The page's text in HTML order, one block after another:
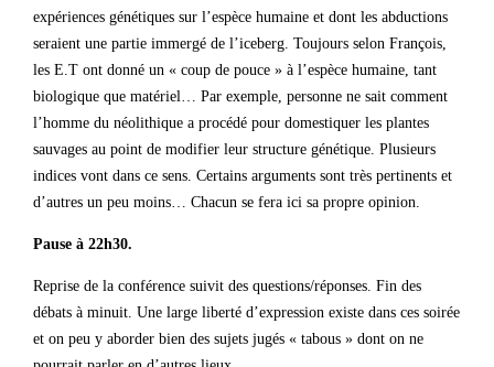
expériences génétiques sur l’espèce humaine et dont les abductions
seraient une partie immergé de l’iceberg. Toujours selon François,
les E.T ont donné un « coup de pouce » à l’espèce humaine, tant
biologique que matériel… Par exemple, personne ne sait comment
l’homme du néolithique a procédé pour domestiquer les plantes
sauvages au point de modifier leur structure génétique. Plusieurs
indices vont dans ce sens. Certains arguments sont très pertinents et
d’autres un peu moins… Chacun se fera ici sa propre opinion.
Pause à 22h30.
Reprise de la conférence suivit des questions/réponses. Fin des
débats à minuit. Une large liberté d’expression existe dans ces soirée
et on peu y aborder bien des sujets jugés « tabous » dont on ne